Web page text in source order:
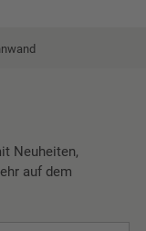
Neuheiten,
auf dem